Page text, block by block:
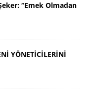
“Emek Olmadan
YÖNETİCİLERİNİ